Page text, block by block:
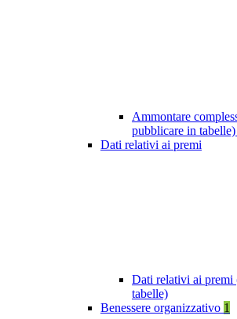
Ammontare
pubblicare in tabelle)
Dati relativi ai premi
Dati relativi ai premi
tabelle)
Benessere organizzativo 1